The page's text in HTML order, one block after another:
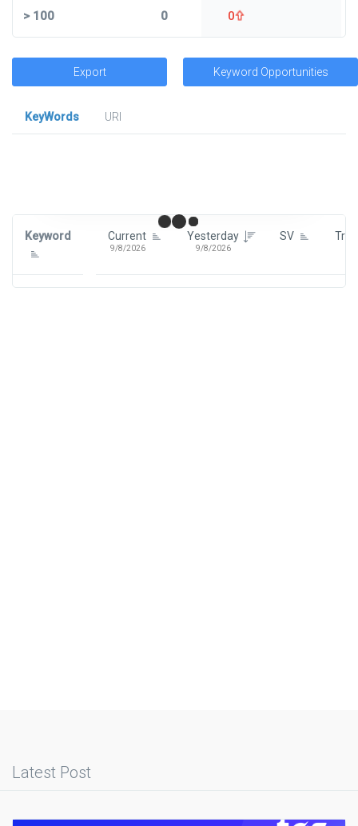
>100 0 0
Export Keyword Opportunities
KeyWords
URl
Keyword Current
9/8/2026
Yesterday
9/8/2026
SV
Latest Post